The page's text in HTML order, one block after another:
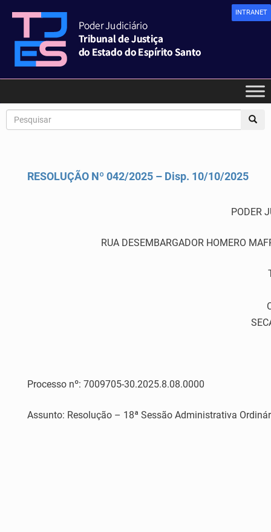
INTRANET
RESOLUÇÃO Nº 042/2025 – Disp. 10/10/2025
PODER
RUA DESEMBARGADOR HOMERO
Processo nº: 7009705-30.2025.8.08.0000
Assunto: Resolução – 18ª Sessão Administrativa